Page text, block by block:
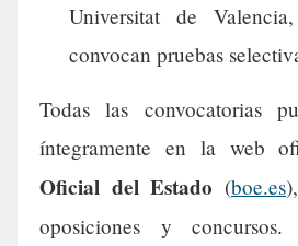
Universitat de
convocan pruebas
Todas las convocatorias
íntegramente en la web
Oficial del Estado (boe.es
oposiciones y